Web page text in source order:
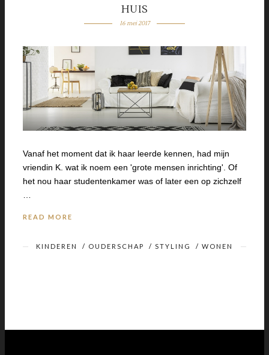
HUIS
16 mei 2017
Vanaf het moment dat ik haar leerde kennen, had mijn
vriendin K. wat ik noem een 'grote mensen inrichting'. Of
het nou haar studentenkamer was of later een op zichzelf
…
READ MORE
KINDEREN / OUDERSCHAP / STYLING / WONEN